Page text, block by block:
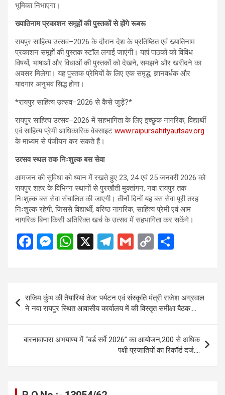
भूमिका निभाएगा।
ख्यातिनाम प्रकाशन समूहों की पुस्तकों से होंगे रूबरू
रायपुर साहित्य उत्सव–2026 के दौरान देश के प्रतिष्ठित एवं ख्यातिनाम
प्रकाशन समूहों की पुस्तक स्टॉल लगाई जाएंगी। यहां पाठकों को विविध
विषयों, भाषाओं और विधाओं की पुस्तकों को देखने, समझने और खरीदने का
अवसर मिलेगा। यह पुस्तक प्रेमियों के लिए एक समृद्ध, ज्ञानवर्धक और
यादगार अनुभव सिद्ध होगा।
*रायपुर साहित्य उत्सव–2026 से कैसे जुड़ें?*
रायपुर साहित्य उत्सव–2026 में सहभागिता के लिए इच्छुक नागरिक, विद्यार्थी
एवं साहित्य प्रेमी आधिकारिक वेबसाइट www.raipursahityautsav.org
के माध्यम से पंजीयन कर सकते हैं।
उत्सव स्थल तक निःशुल्क बस सेवा
आमजन की सुविधा को ध्यान में रखते हुए 23, 24 एवं 25 जनवरी 2026 को
रायपुर शहर के विभिन्न स्थानों से पुरखौती मुक्तांगन, नवा रायपुर तक
निःशुल्क बस सेवा संचालित की जाएगी। तीनों दिनों यह बस सेवा पूरी तरह
निःशुल्क रहेगी, जिससे विद्यार्थी, वरिष्ठ नागरिक, साहित्य प्रेमी एवं आम
नागरिक बिना किसी अतिरिक्त खर्च के उत्सव में सहभागिता कर सकेंगे।
F
ce
b
o
o
k
M
se
n
g
er
W
at
s
A
p
p
X
T
e
gr
a
m
G
ail
C
py
Li
n
k
ar
navigation
राजिम कुंभ की तैयारियां तेज: पर्यटन एवं संस्कृति मंत्री राजेश अग्रवाल
ने नवा रायपुर स्थित आवासीय कार्यालय में की विस्तृत समीक्षा बैठक….
बारनावापारा अभयाण्य में “बर्ड सर्वे 2026” का आयोजन,200 से अधिक
पक्षी प्रजातियों का रिकॉर्ड दर्ज….